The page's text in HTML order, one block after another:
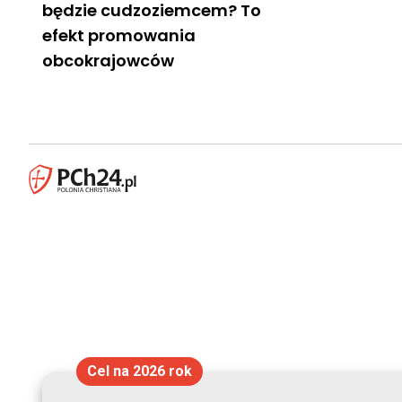
będzie cudzoziemcem? To
efekt promowania
obcokrajowców
Cel na 2026 rok